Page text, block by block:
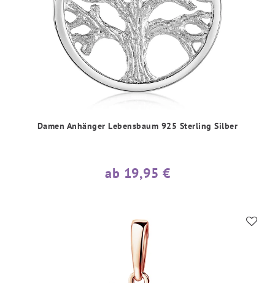
Damen Anhänger Lebensbaum 925 Sterling Silber
ab 19,95 €